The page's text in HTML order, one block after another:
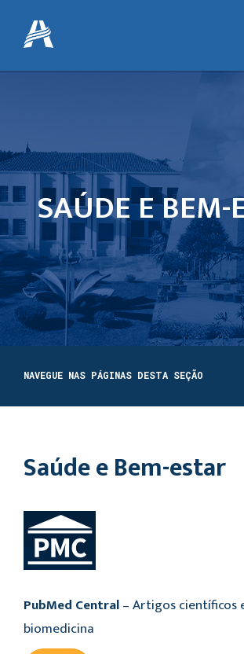
SAÚDE E BEM-
NAVEGUE NAS PÁGINAS DESTA SEÇÃO
Saúde e Bem-estar
PubMed Central– Artigos científicos
biomedicina